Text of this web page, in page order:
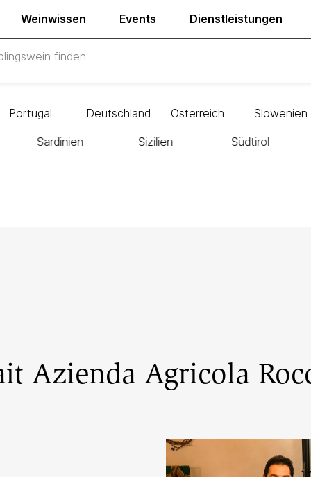
Weinwissen Events Dienstleistungen
Portugal Deutschland Österreich Slowenien
Sardinien Sizilien Südtirol
Azienda Agricola